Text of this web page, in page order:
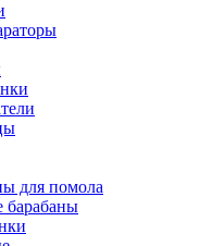
для помола
барабаны